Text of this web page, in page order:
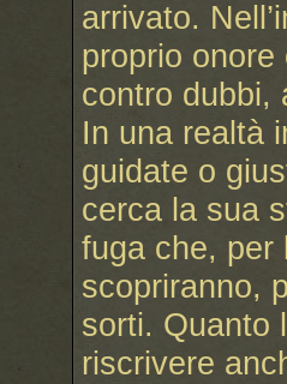
arrivato.
proprio
contro dubbi,
In una realtà
guidate o
cerca la sua
fuga che, per
scopriranno,
sorti. Quanto
riscrivere